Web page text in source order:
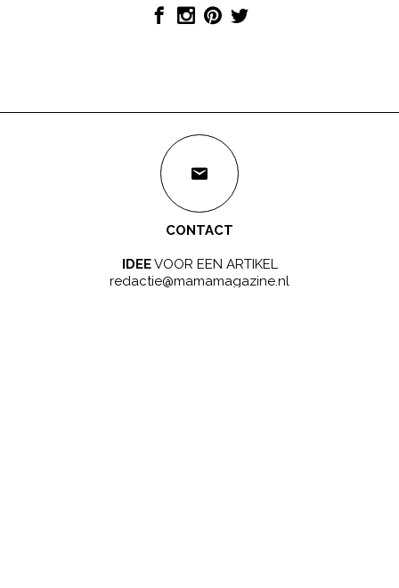
sales@mamamagazine.nl
ZWANGERSCHAP
NAMEN VAN A-Z
BEKENDE MENSEN GEZONDHEID
© 2026 Kompas Blend B.V. - Alle rechten voorbehouden